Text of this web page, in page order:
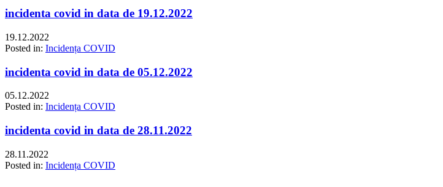
incidenta covid in data de 19.12.2022
19.12.2022
Posted in: Incidența COVID
incidenta covid in data de 05.12.2022
05.12.2022
Posted in: Incidența COVID
incidenta covid in data de 28.11.2022
28.11.2022
Posted in: Incidența COVID